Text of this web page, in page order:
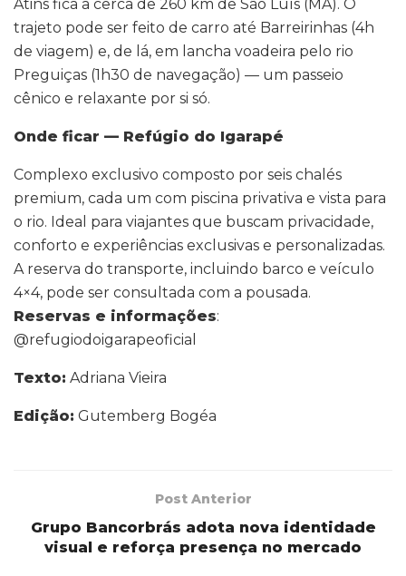
Atins fica a cerca de 260 km de São Luís (MA). O
trajeto pode ser feito de carro até Barreirinhas (4h
de viagem) e, de lá, em lancha voadeira pelo rio
Preguiças (1h30 de navegação) — um passeio
cênico e relaxante por si só.
Onde ficar — Refúgio do Igarapé
Complexo exclusivo composto por seis chalés
premium, cada um com piscina privativa e vista para
o rio. Ideal para viajantes que buscam privacidade,
conforto e experiências exclusivas e personalizadas.
A reserva do transporte, incluindo barco e veículo
4×4, pode ser consultada com a pousada.
Reservas e informações:
@refugiodoigarapeoficial
Texto: Adriana Vieira
Edição: Gutemberg Bogéa
Post Anterior
Grupo Bancorbrás adota nova identidade
visual e reforça presença no mercado